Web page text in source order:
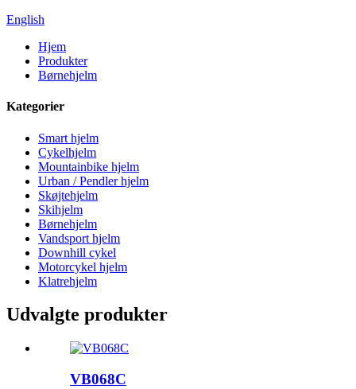
English
Hjem
Produkter
Børnehjelm
Kategorier
Smart hjelm
Cykelhjelm
Mountainbike hjelm
Urban / Pendler hjelm
Skøjtehjelm
Skihjelm
Børnehjelm
Vandsport hjelm
Downhill cykel
Motorcykel hjelm
Klatrehjelm
Udvalgte produkter
VB068C